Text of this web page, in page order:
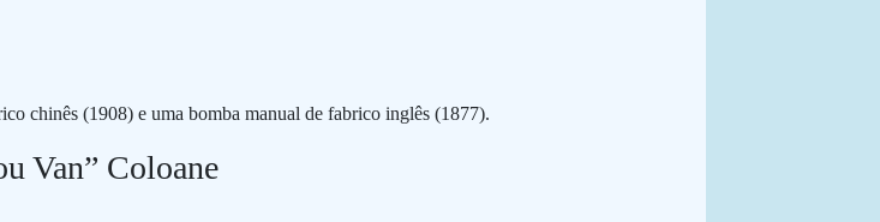
chinês (1908) e uma bomba manual de fabrico inglês (1877).
Van” Coloane